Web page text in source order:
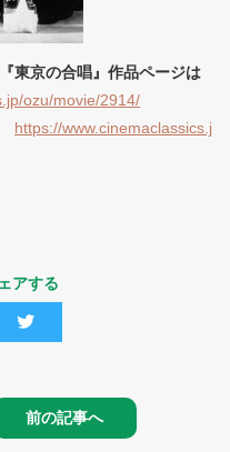
東京の合唱』作品ページは
ozu/movie/2914/
https://www.cinemaclassics.j
アする
前の記事へ